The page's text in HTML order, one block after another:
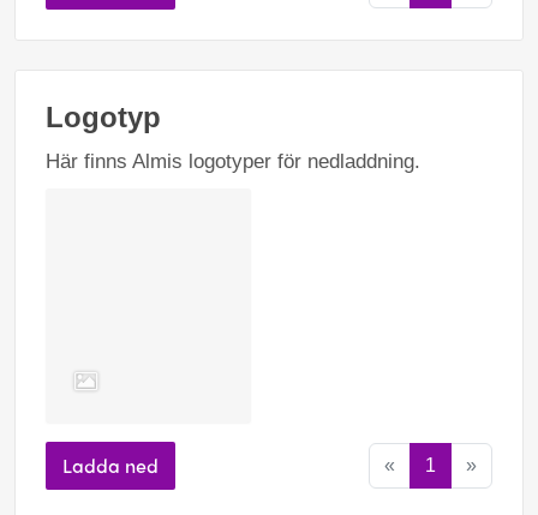
Logotyp
Här finns Almis logotyper för nedladdning.
Ladda ned « 1 »